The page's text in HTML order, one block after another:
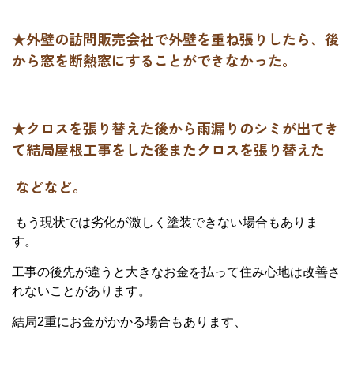
★外壁の訪問販売会社で外壁を重ね張りしたら、後
から窓を断熱窓にすることができなかった。
★クロスを張り替えた後から雨漏りのシミが出てき
て結局屋根工事をした後またクロスを張り替えた
などなど。
もう現状では劣化が激しく塗装できない場合もありま
す。
工事の後先が違うと大きなお金を払って住み心地は改善さ
れないことがあります。
結局2重にお金がかかる場合もあります、